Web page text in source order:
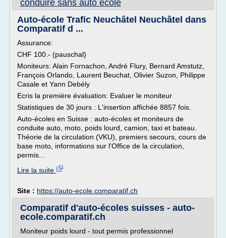
conduire sans auto ecole
Auto-école Trafic Neuchâtel Neuchâtel dans
Comparatif d ...
Assurance:
CHF 100.- (pauschal)
Moniteurs: Alain Fornachon, André Flury, Bernard Amstutz,
François Orlando, Laurent Beuchat, Olivier Suzon, Philippe
Casale et Yann Debély
Ecris la première évaluation: Evaluer le moniteur
Statistiques de 30 jours : L'insertion affichée 8857 fois.
Auto-écoles en Suisse : auto-écoles et moniteurs de
conduite auto, moto, poids lourd, camion, taxi et bateau.
Théorie de la circulation (VKU), premiers secours, cours de
base moto, informations sur l'Office de la circulation,
permis...
Lire la suite
Site : https://auto-ecole.comparatif.ch
Comparatif d'auto-écoles suisses - auto-
ecole.comparatif.ch
Moniteur poids lourd - tout permis professionnel